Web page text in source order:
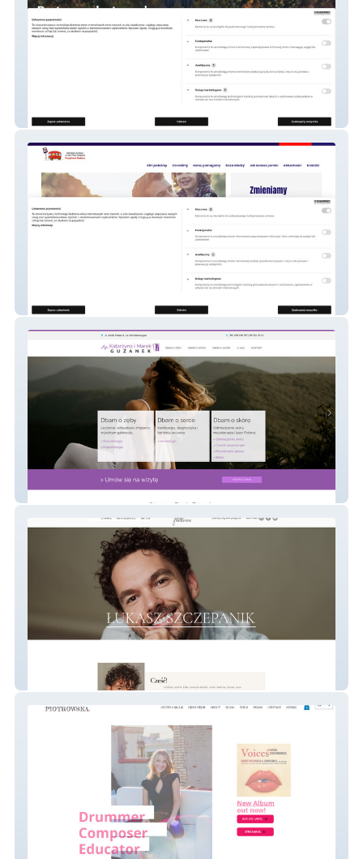
All-Gas – Nowoczesna Platforma B2B dla
Branży Przemysłowej
Fundacja Przystanek Rodzina – Portal
Społecznościowy NGO
Przychodnia Guzanek – Serwis Medyczny
Premium
Łukasz Szczepanik – Ekskluzywne
Portfolio Aktorskie i Portal Personalny
Dorota Piotrowska – Międzynarodowy